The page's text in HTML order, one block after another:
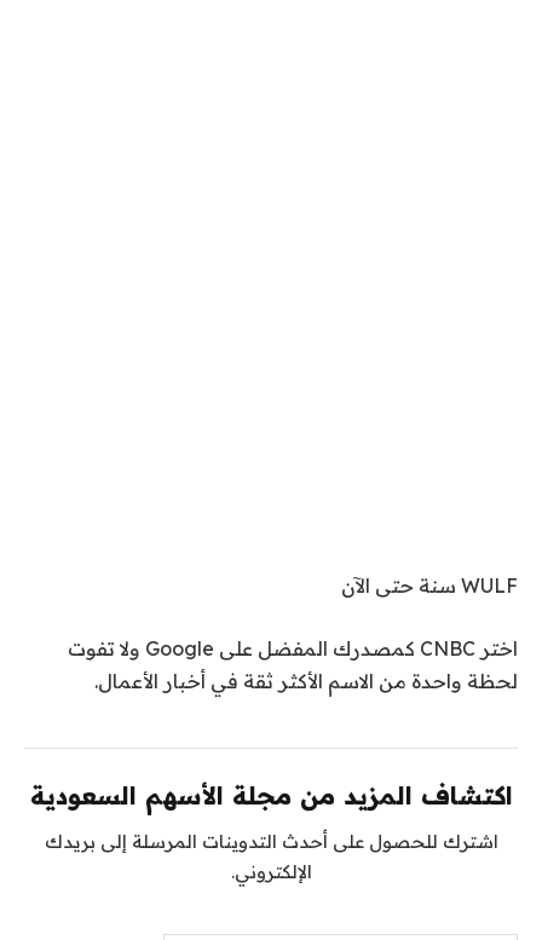
WULF سنة حتى الآن
اختر CNBC كمصدرك المفضل على Google ولا تفوت
لحظة واحدة من الاسم الأكثر ثقة في أخبار الأعمال.
اكتشاف المزيد من مجلة الأسهم السعودية
اشترك للحصول على أحدث التدوينات المرسلة إلى بريدك
الإلكتروني.
كتابة بريدك الإلكتروني...